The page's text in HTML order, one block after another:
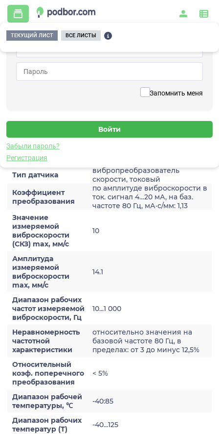
Запомнить меня
Забыли пароль?
Регистрация
ТЕКУЩИЙ ЛИСТ ВСЕ ЛИСТЫ
Главная / Контрольно-измерительные приборы и автоматика / Датчики /
Виброскорости / 2A203HH-10
Датчик виброскороости
Характеристики
Тип датчика
вибропреобразователь
скорости, токовый
Коэффициент
преобразования
по амплитуде виброскорости в
ток. сигнал 4…20 мА, на баз.
частоте 80 Гц, мА·с/мм: 1,13
Значение
измеряемой
виброскорости
(СКЗ) max, мм/с
10
Амплитуда
измеряемой
виброскорости
max, мм/с
14.1
Диапазон рабочих
частот измеряемой
виброскорости, Гц
10...1 000
Неравномерность
частотной
характеристики
относительно значения на
базовой частоте 80 Гц, в
пределах: от 3 до минус 12,5%
Относительный
коэф. поперечного
преобразования
< 5%
Диапазон рабочей
температуры, ℃
-40:85
Диапазон рабочих
температур (Т)
-40...125